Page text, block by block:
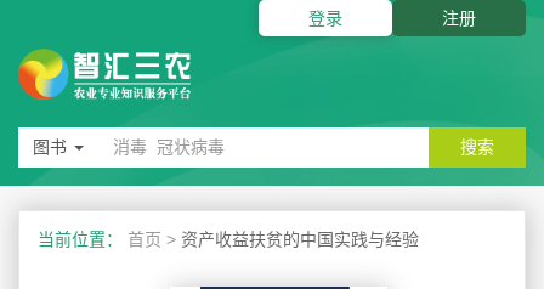
登录 注册
图书 搜索
当前位置： 首页 > 资产收益扶贫的中国实践与经验